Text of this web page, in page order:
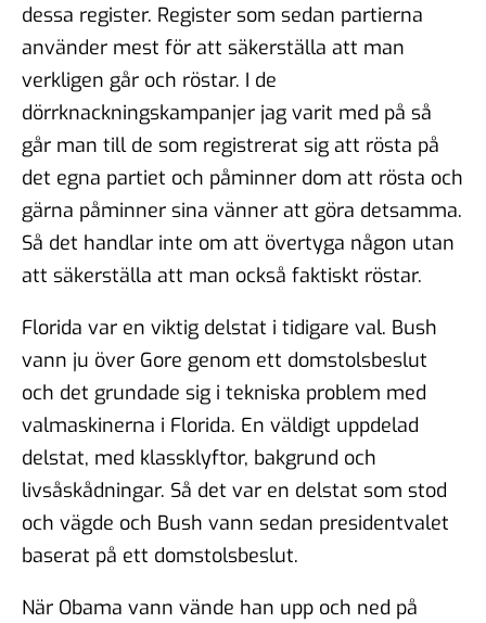
dessa register. Register som sedan partierna
använder mest för att säkerställa att man
verkligen går och röstar. I de
dörrknackningskampanjer jag varit med på så
går man till de som registrerat sig att rösta på
det egna partiet och påminner dom att rösta och
gärna påminner sina vänner att göra detsamma.
Så det handlar inte om att övertyga någon utan
att säkerställa att man också faktiskt röstar.
Florida var en viktig delstat i tidigare val. Bush
vann ju över Gore genom ett domstolsbeslut
och det grundade sig i tekniska problem med
valmaskinerna i Florida. En väldigt uppdelad
delstat, med klassklyftor, bakgrund och
livsåskådningar. Så det var en delstat som stod
och vägde och Bush vann sedan presidentvalet
baserat på ett domstolsbeslut.
När Obama vann vände han upp och ned på